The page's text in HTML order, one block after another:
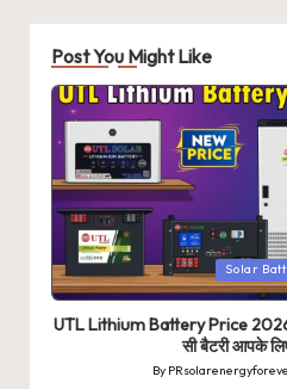
Post You Might Like
Posted
in
Solar
UTL Lithium Battery Price
सी बैटरी आपके
Posted
By